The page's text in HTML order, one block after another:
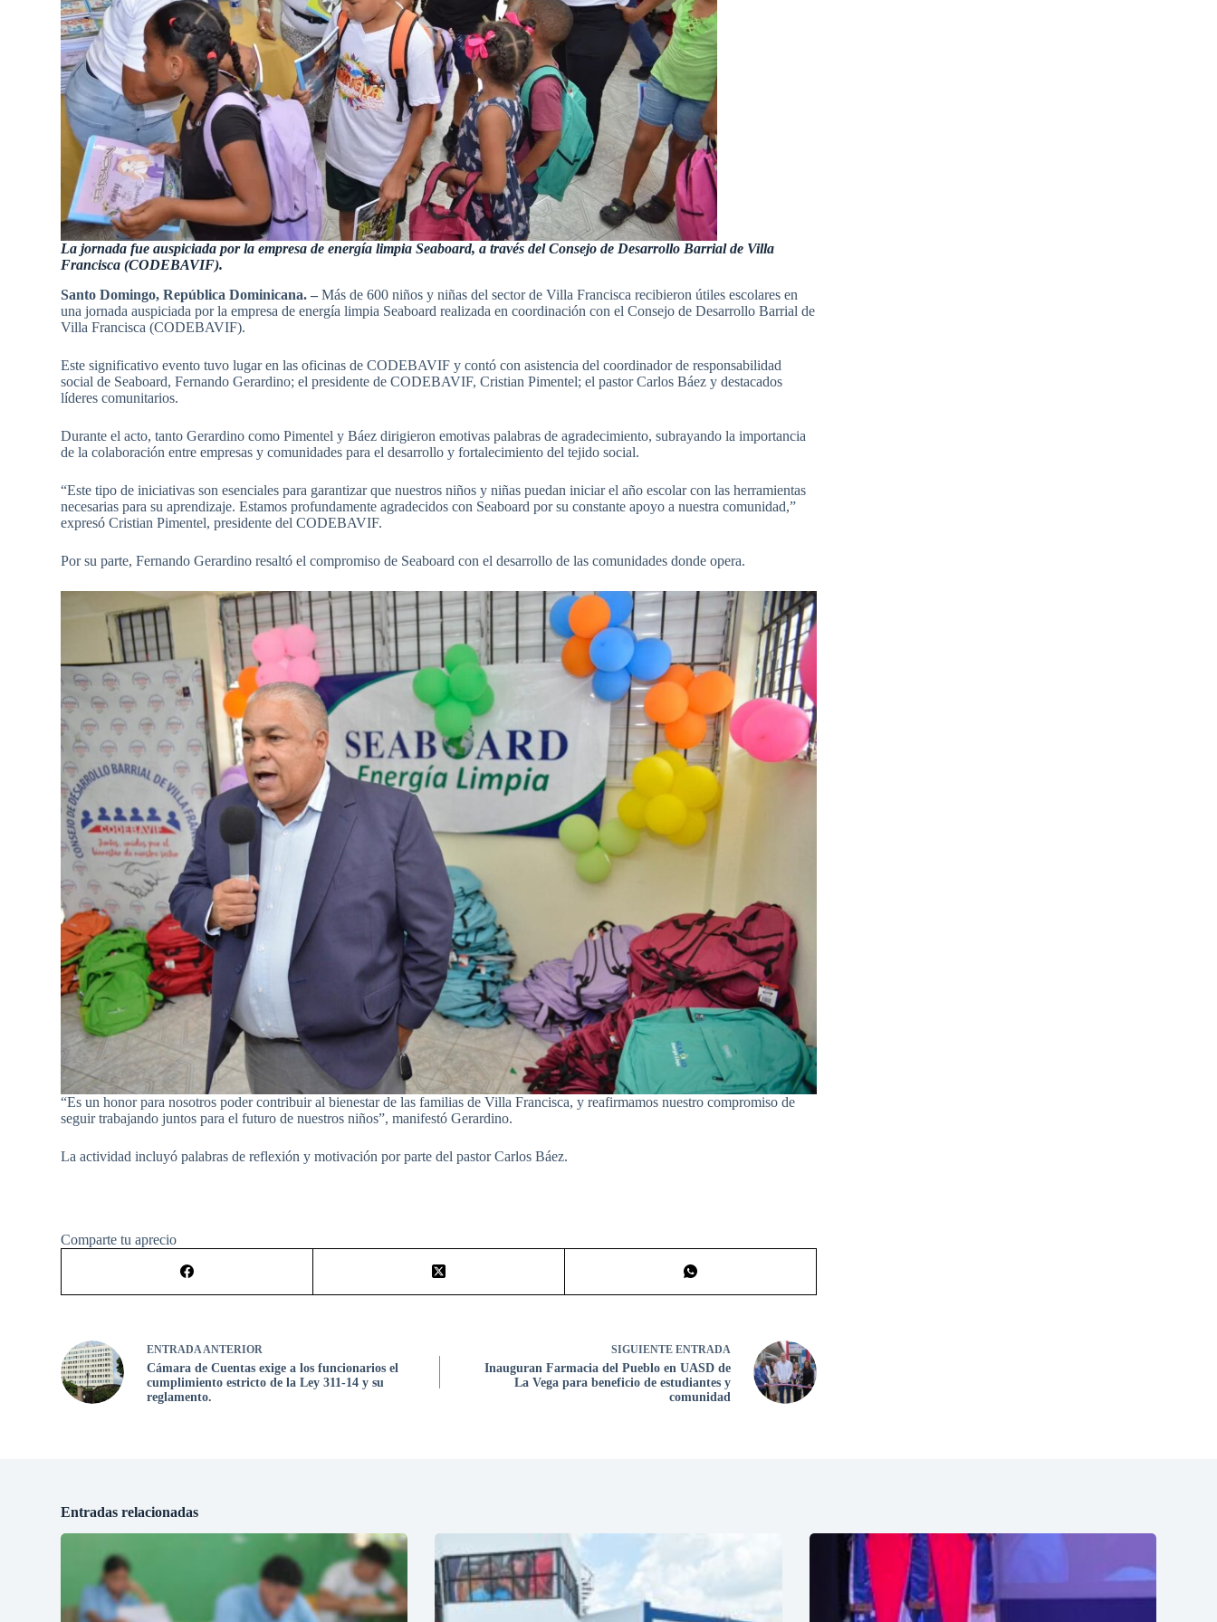
La jornada fue auspiciada por la empresa de energía limpia Seaboard, a través del Consejo de Desarrollo Barrial de Villa
Francisca (CODEBAVIF).
Santo Domingo, República Dominicana. – Más de 600 niños y niñas del sector de Villa Francisca recibieron útiles escolares en
una jornada auspiciada por la empresa de energía limpia Seaboard realizada en coordinación con el Consejo de Desarrollo Barrial de
Villa Francisca (CODEBAVIF).
Este significativo evento tuvo lugar en las oficinas de CODEBAVIF y contó con asistencia del coordinador de responsabilidad
social de Seaboard, Fernando Gerardino; el presidente de CODEBAVIF, Cristian Pimentel; el pastor Carlos Báez y destacados
líderes comunitarios.
Durante el acto, tanto Gerardino como Pimentel y Báez dirigieron emotivas palabras de agradecimiento, subrayando la importancia
de la colaboración entre empresas y comunidades para el desarrollo y fortalecimiento del tejido social.
“Este tipo de iniciativas son esenciales para garantizar que nuestros niños y niñas puedan iniciar el año escolar con las herramientas
necesarias para su aprendizaje. Estamos profundamente agradecidos con Seaboard por su constante apoyo a nuestra comunidad,”
expresó Cristian Pimentel, presidente del CODEBAVIF.
Por su parte, Fernando Gerardino resaltó el compromiso de Seaboard con el desarrollo de las comunidades donde opera.
“Es un honor para nosotros poder contribuir al bienestar de las familias de Villa Francisca, y reafirmamos nuestro compromiso de
seguir trabajando juntos para el futuro de nuestros niños”, manifestó Gerardino.
La actividad incluyó palabras de reflexión y motivación por parte del pastor Carlos Báez.
Comparte tu aprecio
ENTRADA ANTERIOR
Cámara de Cuentas exige a los funcionarios el
cumplimiento estricto de la Ley 311-14 y su
reglamento.
SIGUIENTE ENTRADA
Inauguran Farmacia del Pueblo en UASD de
La Vega para beneficio de estudiantes y
comunidad
Entradas relacionadas